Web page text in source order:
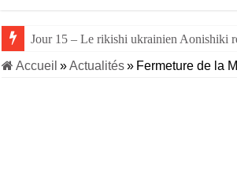
Jour 15 – Le rikishi ukrainien Aonishiki
Jour 14 – Aonishiki triomphe de
Accueil »Actualités» Fermeture de la